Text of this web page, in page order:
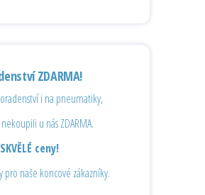
ZDARMA!
i na pneumatiky,
u nás ZDARMA.
SKVĚLÉ ceny!
pro naše koncové zákazníky.